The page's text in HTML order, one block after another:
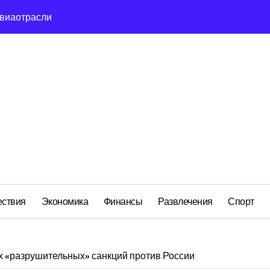
и маркетплейсы «умывают руки» после ударов по
катер стал металлоломом за 3 дня
военные изымают спирт «для защиты Отечества»
Экономика Финансы Развлечения Спорт
санкций против России